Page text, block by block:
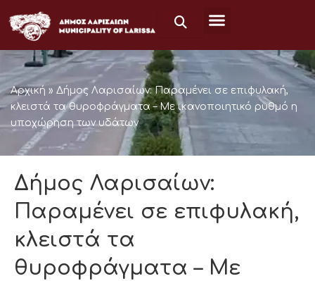
στο
περιεχόμενο
Αρχική » Δήμος Λαρισαίων: Παραμένει σε επιφυλακή,
κλειστά τα θυροφράγματα – Με ικανοποιητικό ρυθμό η
υποχώρηση των υδάτων
Δήμος Λαρισαίων:
Παραμένει σε επιφυλακή,
κλειστά τα
θυροφράγματα – Με